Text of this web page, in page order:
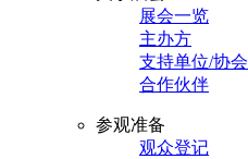
展会一览
主办方
支持单位/协会
合作伙伴
参观准备
观众登记